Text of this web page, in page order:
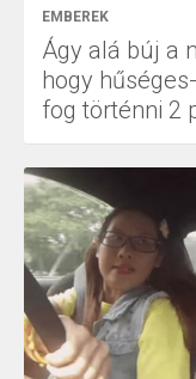
EMBEREK
Ágy alá búj a
hogy
fog történni 2